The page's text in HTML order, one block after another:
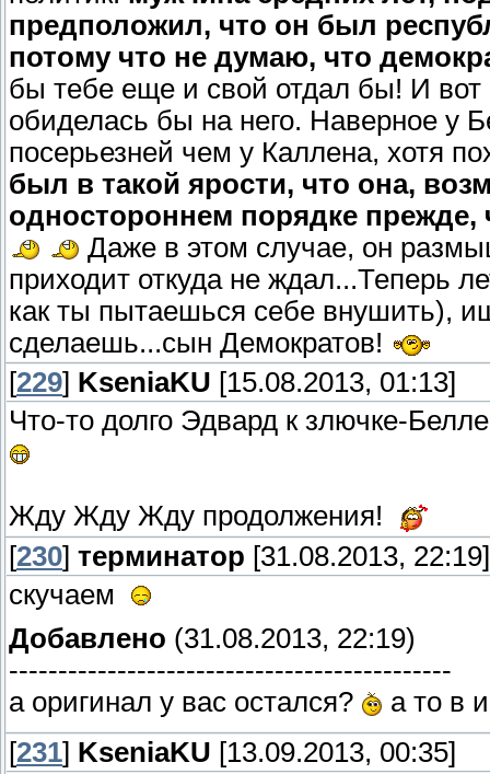
предположил, что он был
потому что не думаю, что
бы тебе еще и свой отдал бы! И
обиделась бы на него. Наверное у
посерьезней чем у Каллена, хотя
был в такой ярости, что она,
одностороннем порядке
Даже в этом случае, он
приходит откуда не ждал...Теперь
как ты пытаешься себе внушить),
сделаешь...сын Демократов!
[229] KseniaKU [15.08.2013, 01:13]
Что-то долго Эдвард к злючке-
Жду Жду Жду продолжения!
[230] терминатор [31.08.2013, 22:19]
скучаем
Добавлено (31.08.2013, 22:19)
---------------------------------------------
а оригинал у вас остался?
а то в
[231] KseniaKU [13.09.2013, 00:35]